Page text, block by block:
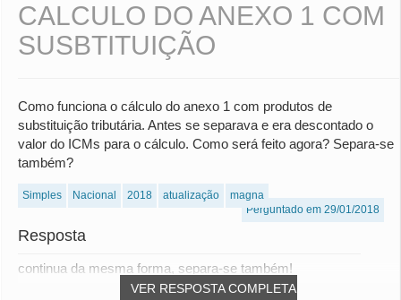
CALCULO DO ANEXO 1 COM
SUSBTITUIÇÃO
Como funciona o cálculo do anexo 1 com produtos de
substituição tributária. Antes se separava e era descontado o
valor do ICMs para o cálculo. Como será feito agora? Separa-se
também?
Simples Nacional 2018 atualização
magna
Perguntado em 29/01/2018
Resposta
VER RESPOSTA COMPLETA
continua da mesma forma, separa-se também!